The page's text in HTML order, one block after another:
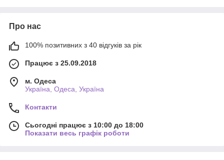
Про нас
100% позитивних з 40 відгуків за рік
Працює з 25.09.2018
м. Одеса
Україна, Одеса, Україна
Контакти
Сьогодні працює з 10:00 до 18:00
Показати весь графік роботи